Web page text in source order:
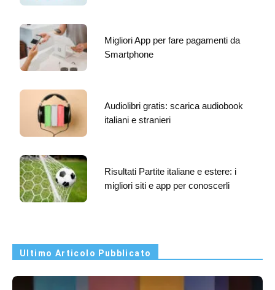
Migliori App per fare pagamenti da
Smartphone
Audiolibri gratis: scarica audiobook
italiani e stranieri
Risultati Partite italiane e estere: i
migliori siti e app per conoscerli
Ultimo Articolo Pubblicato